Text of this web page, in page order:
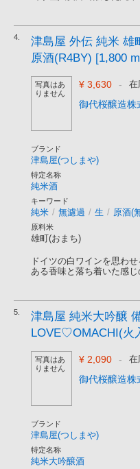
4.
津島屋 外伝 純米 雄
原酒(R4BY) [1,800
写真はあ
りません
¥ 3,630 - 在
御代桜醸造株
ブランド
津島屋(つしまや)
特定名称
純米酒
キーワード
純米 / 無濾過 / 生 / 原酒(
原料米
雄町(おまち)
ドイツの白ワインを思わ
ある香味と落ち着いた感
5.
津島屋 純米大吟醸
LOVE♡OMACHI(火
写真はあ
りません
¥ 2,090 - 在
御代桜醸造株
ブランド
津島屋(つしまや)
特定名称
純米大吟醸酒